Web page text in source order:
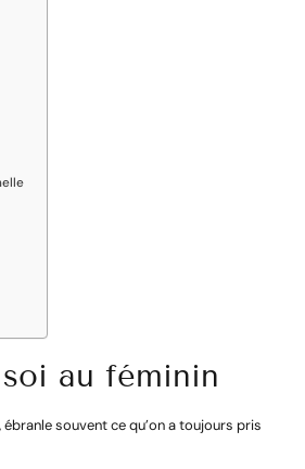
au féminin
souvent ce qu’on a toujours pris